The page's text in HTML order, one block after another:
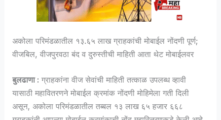
अकोला परिमंडळातील १३.६५ लाख ग्राहकांची मोबाईल नोंदणी पूर्ण;
वीजबिल, वीजपुरवठा बंद व दुरुस्तीची माहिती आता थेट मोबाईलवर
बुलढाणा : ग्राहकांना वीज सेवांची माहिती तत्काळ उपलब्ध व्हावी
यासाठी महावितरणने मोबाईल क्रमांक नोंदणी मोहिमेला गती दिली
असून, अकोला परिमंडळातील तब्बल १३ लाख ६५ हजार ६६८